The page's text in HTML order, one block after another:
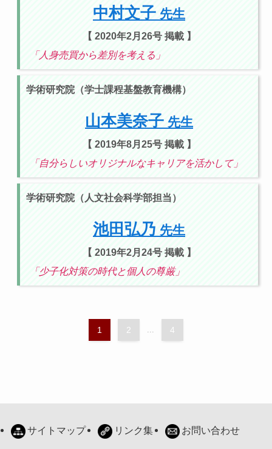
中村文子 先生
【 2020年2月26号 掲載 】
「人身売買から差別を考える」
学術研究院（学士課程基盤教育機構）
山本美奈子 先生
【 2019年8月25号 掲載 】
「自分らしいオリジナルなキャリアを活かして」
学術研究院（人文社会科学部担当）
池田弘乃 先生
【 2019年2月24号 掲載 】
「少子化対策の時代と個人の尊厳」
1 2 4
サイトマップ リンク集 お問い合わせ